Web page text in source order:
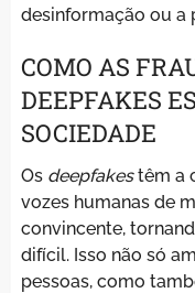
desinformação ou a
COMO AS
DEEPFAKES
SOCIEDADE
Os deepfakestêm a
vozes humanas de
convincente,
difícil. Isso não só
pessoas, como